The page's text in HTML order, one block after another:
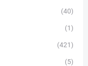
(40)
(1)
(421)
(5)